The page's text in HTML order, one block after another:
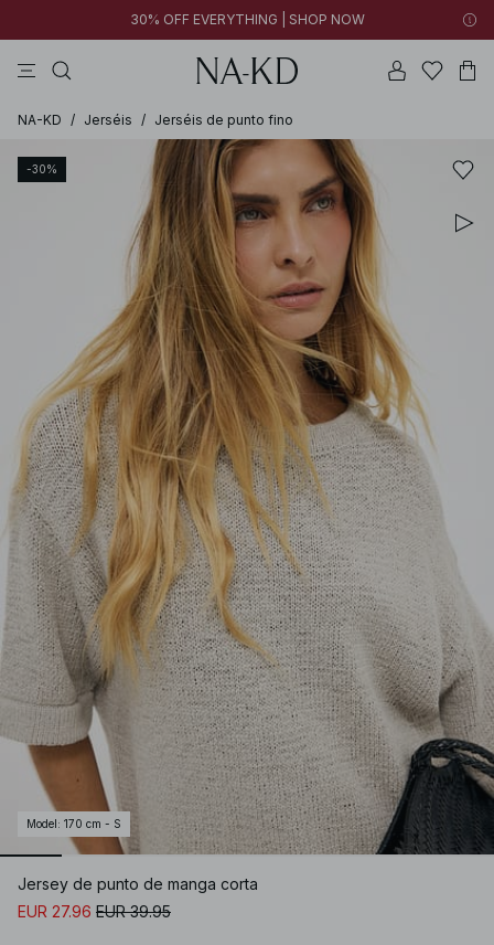
30% OFF EVERYTHING | SHOP NOW
NA-KD / Jerséis / Jerséis de punto fino
-30%
Model : 170 cm - S
Jersey de punto de manga corta
EUR 27.96 EUR 39.95